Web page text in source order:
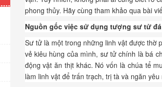
phong thủy. Hãy cùng tham khảo qua bài
Nguồn gốc việc sử dụng tượng sư tử
Sư tử là một trong những linh vật được thờ
vẻ kiêu hùng của mình, sư tử chính là bá
động vật ăn thịt khác. Nó vốn là chúa tể
làm linh vật để trấn trạch, trị tà và ngăn yêu